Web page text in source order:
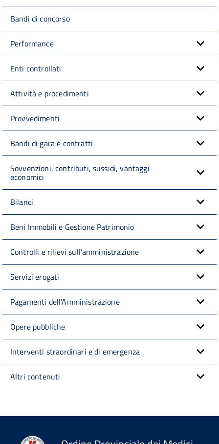
Bandi di concorso
Performance
Enti controllati
Attività e procedimenti
Provvedimenti
Bandi di gara e contratti
Sovvenzioni, contributi, sussidi, vantaggi
economici
Bilanci
Beni Immobili e Gestione Patrimonio
Controlli e rilievi sull'amministrazione
Servizi erogati
Pagamenti dell'Amministrazione
Opere pubbliche
Interventi straordinari e di emergenza
Altri contenuti